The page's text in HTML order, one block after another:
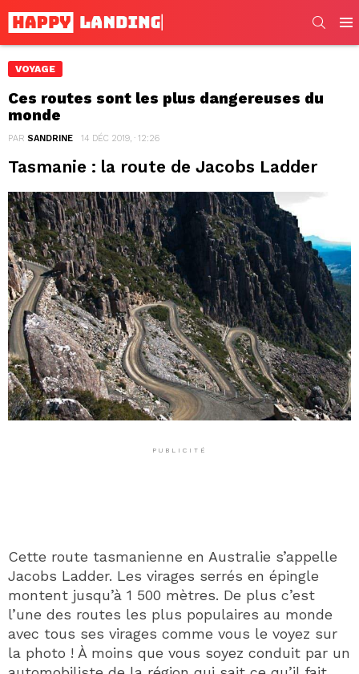
VOYAGE
Ces routes sont les plus dangereuses du
monde
PAR SANDRINE 14 DÉC 2019, · 12:26
Tasmanie : la route de Jacobs Ladder
PUBLICITÉ
Cette route tasmanienne en Australie s’appelle
Jacobs Ladder. Les virages serrés en épingle
montent jusqu’à 1 500 mètres. De plus c’est
l’une des routes les plus populaires au monde
avec tous ses virages comme vous le voyez sur
la photo ! À moins que vous soyez conduit par un